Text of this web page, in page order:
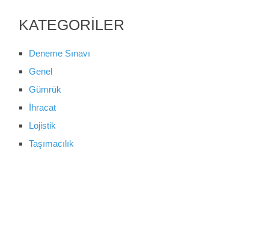
KATEGORILER
Deneme Sınavı
Genel
Gümrük
İhracat
Lojistik
Taşımacılık